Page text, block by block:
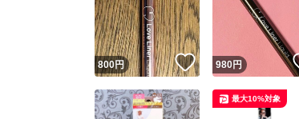
800円 いいね！
980円
最大10%対象